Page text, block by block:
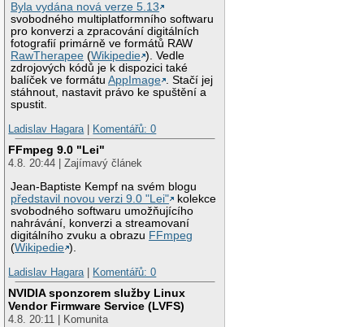
Byla vydána nová verze 5.13
svobodného multiplatformního softwaru
pro konverzi a zpracování digitálních
fotografií primárně ve formátů RAW
RawTherapee (Wikipedie ). Vedle
zdrojových kódů je k dispozici také
balíček ve formátuAppImage . Stačí jej
stáhnout, nastavit právo ke spuštění a
spustit.
Ladislav Hagara
Komentářů: 0
FFmpeg 9.0 "Lei"
4.8. 20:44 | Zajímavý článek
Jean-Baptiste Kempf na svém blogu
představil novou verzi 9.0 "Lei"
kolekce
svobodného softwaru umožňujícího
nahrávání, konverzi a streamovaní
digitálního zvuku a obrazu FFmpeg
(Wikipedie ).
Ladislav Hagara
Komentářů: 0
NVIDIA sponzorem služby Linux
Vendor Firmware Service (LVFS)
4.8. 20:11 | Komunita